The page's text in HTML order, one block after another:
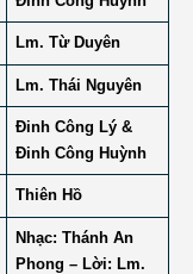
Lm. Từ Duyên
Lm. Thái Nguyên
Đinh Công Lý &
Đinh Công Huỳnh
Thiên Hồ
Nhạc: Thánh An
Phong – Lời: Lm.